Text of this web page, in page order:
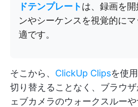
ドテンプレートは、録画を
ンやシーケンスを視覚的に
適です。
そこから、 ClickUp Clipsを使
切り替えることなく、ブラウ
ェブカメラのウォークスルー